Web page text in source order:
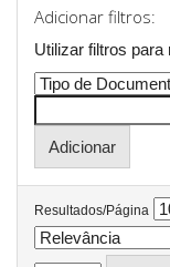
Adicionar filtros:
Utilizar filtros para
Resultados/Página